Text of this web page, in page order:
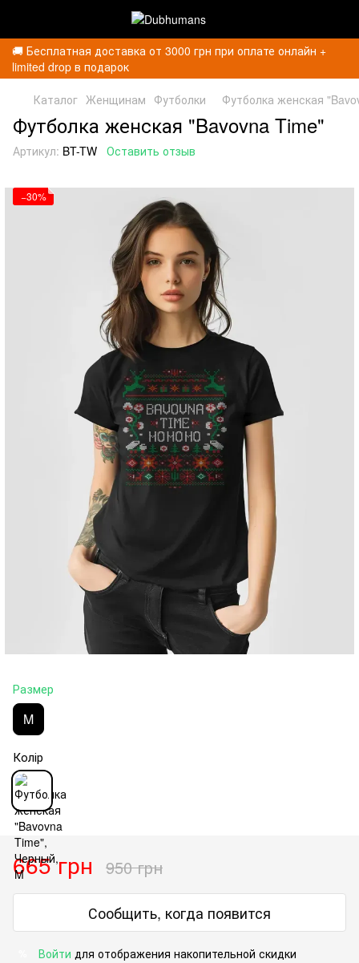
🚚 Бесплатная доставка от 3000 грн при оплате онлайн +
limited drop в подарок
Каталог Женщинам Футболки Футболка женская
Футболка женская "Bavovna Time"
Артикул: BT-TW Оставить отзыв
−30%
Размер
M
Колір
665 грн 950 грн
Сообщить, когда появится
Войти для отображения накопительной скидки